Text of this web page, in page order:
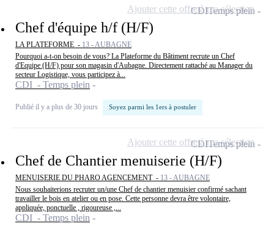
Chef d'équipe h/f (H/F)
LA PLATEFORME - 13 - AUBAGNE
Pourquoi a-t-on besoin de vous? La Plateforme du Bâtiment recrute un Chef
d'Equipe (H/F) pour son magasin d'Aubagne. Directement rattaché au Manager du
secteur Logistique, vous participez à...
CDI - Temps plein
Publié il y a plus de 30 jours Soyez parmi les 1ers à postuler
CDITemps plein
Ajouter cette offre à ma sélection
Chef de Chantier menuiserie (H/F)
MENUISERIE DU PHARO AGENCEMENT - 13 - AUBAGNE
Nous souhaiterions recruter un/une Chef de chantier menuisier confirmé sachant
travailler le bois en atelier ou en pose. Cette personne devra être volontaire,
appliquée, ponctuelle , rigoureuse ,...
CDI - Temps plein
CDITemps plein
Ajouter cette offre à ma sélection